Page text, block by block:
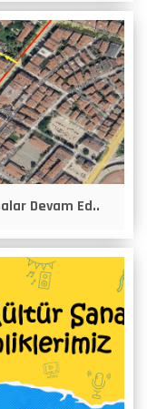
Devam Ed..